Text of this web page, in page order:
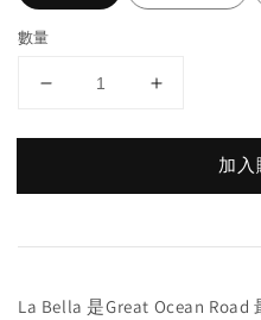
數量
加入
La Bella 是Great Ocean Road